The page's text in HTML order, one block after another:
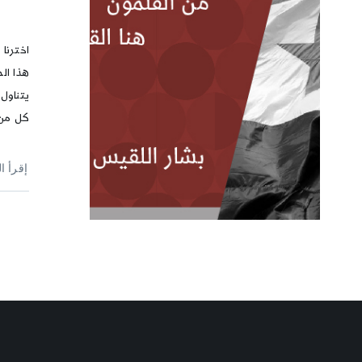
هذا
كل
إقرأ